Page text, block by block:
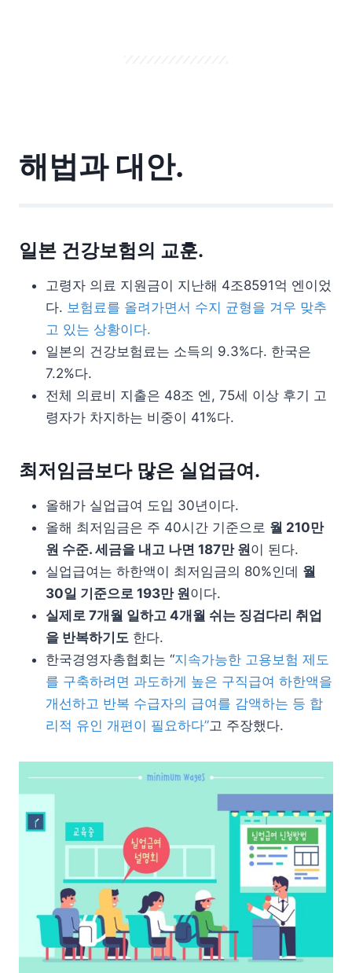
해법과 대안.
일본 건강보험의 교훈.
고령자 의료 지원금이 지난해 4조8591억 엔이었
다. 보험료를 올려가면서 수지 균형을 겨우 맞추
고 있는 상황이다.
일본의 건강보험료는 소득의 9.3%다. 한국은
7.2%다.
전체 의료비 지출은 48조 엔, 75세 이상 후기 고
령자가 차지하는 비중이 41%다.
최저임금보다 많은 실업급여.
올해가 실업급여 도입 30년이다.
올해 최저임금은 주 40시간 기준으로 월 210만
원 수준. 세금을 내고 나면 187만 원이 된다.
실업급여는 하한액이 최저임금의 80%인데 월
30일 기준으로 193만 원이다.
실제로 7개월 일하고 4개월 쉬는 징검다리 취업
을 반복하기도 한다.
한국경영자총협회는 “지속가능한 고용보험 제도
를 구축하려면 과도하게 높은 구직급여 하한액을
개선하고 반복 수급자의 급여를 감액하는 등 합
리적 유인 개편이 필요하다”고 주장했다.